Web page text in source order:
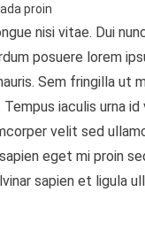
proin
nisi vitae. Dui
posuere lorem
Sem fringilla ut
iaculis urna
velit sed
eget mi proin
sapien et ligula